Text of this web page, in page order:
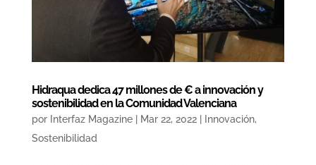
Hidraqua dedica 47 millones de € a innovación y
sostenibilidad en la Comunidad Valenciana
por Interfaz Magazine| Mar 22, 2022| Innovación,
Sostenibilidad